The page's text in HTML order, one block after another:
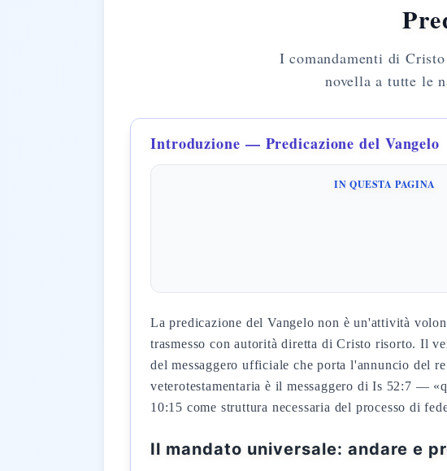
I comandamenti di
novella a tutte le
Introduzione — Predicazione del Vangelo
IN QUESTA PAGINA
La predicazione del Vangelo non è un'attività
trasmesso con autorità diretta di Cristo risorto. Il
del messaggero ufficiale che porta l'annuncio del
veterotestamentaria è il messaggero di Is 52:7 —
10:15 come struttura necessaria del processo di
Il mandato universale: andare e